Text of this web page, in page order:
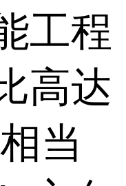
工程
高达
当